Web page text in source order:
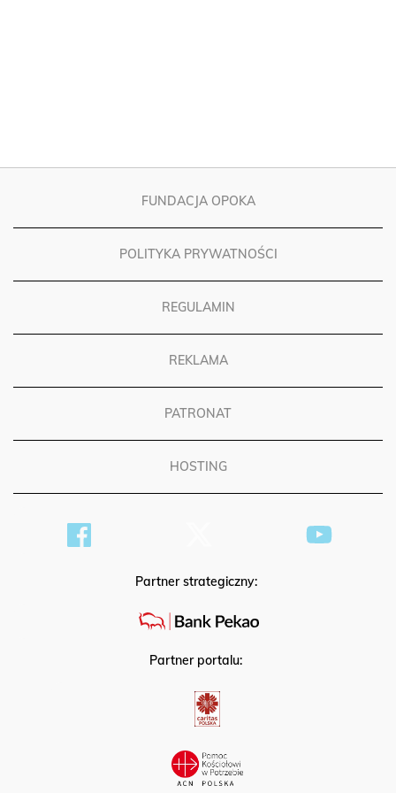
FUNDACJA OPOKA
POLITYKA PRYWATNOŚCI
REGULAMIN
REKLAMA
PATRONAT
HOSTING
Partner strategiczny:
Partner portalu: